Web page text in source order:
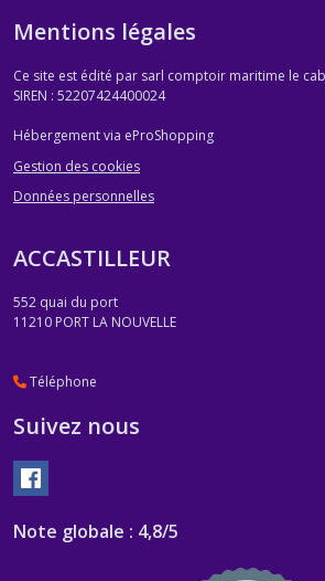
Mentions légales
Ce site est édité par sarl comptoir maritime le
SIREN : 52207424400024
Hébergement via eProShopping
Gestion des cookies
Données personnelles
ACCASTILLEUR
552 quai du port
11210 PORT LA NOUVELLE
Téléphone
Suivez nous
Note globale : 4,8/5